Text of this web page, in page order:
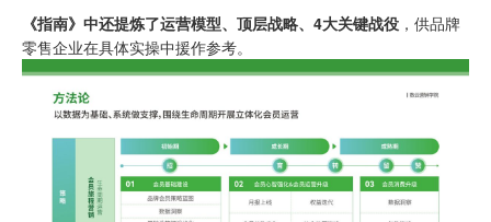
《指南》中还提炼了运营模型、顶层战略、4大关键战役 ，供品牌
零售企业在具体实操中援作参考。